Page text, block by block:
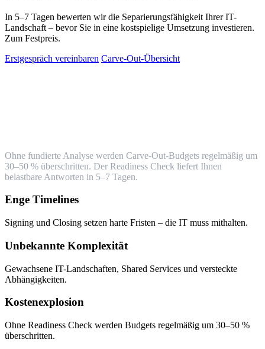
In 5–7 Tagen bewerten wir die Separierungsfähigkeit Ihrer IT-
Landschaft – bevor Sie in eine kostspielige Umsetzung investieren.
Zum Festpreis.
Erstgespräch vereinbaren Carve-Out-Übersicht
Ohne fundierte Analyse werden Carve-Out-Budgets regelmäßig um
30–50 % überschritten. Der Readiness Check liefert Ihnen
belastbare Antworten in 5–7 Tagen.
Enge Timelines
Signing und Closing setzen harte Fristen – die IT muss mithalten.
Unbekannte Komplexität
Gewachsene IT-Landschaften, Shared Services und versteckte
Abhängigkeiten.
Kostenexplosion
Ohne Readiness Check werden Budgets regelmäßig um 30–50 %
überschritten.